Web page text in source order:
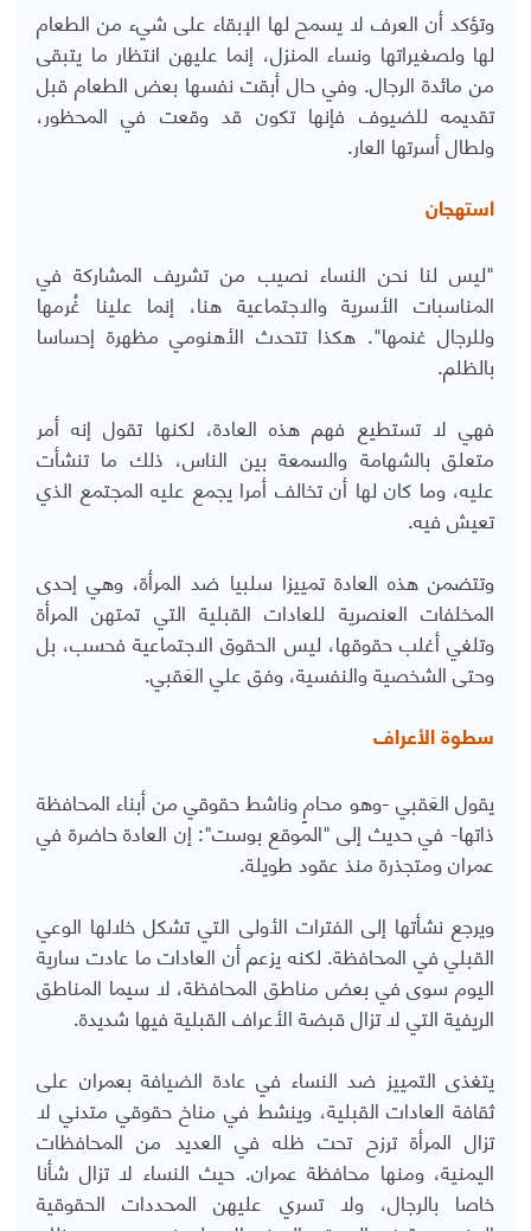
وتؤكد أن العرف لا يسمح لها الإبقاء على شيء من الطعام
لها ولصغيراتها ونساء المنزل، إنما عليهن انتظار ما يتبقى
من مائدة الرجال. وفي حال أبقت نفسها بعض الطعام قبل
تقديمه للضيوف فإنها تكون قد وقعت في المحظور،
ولطال أسرتها العار.
استهجان
"ليس لنا نحن النساء نصيب من تشريف المشاركة في
المناسبات الأسرية والاجتماعية هنا، إنما علينا غُرمها
وللرجال غنمها". هكذا تتحدث الأهنومي مظهرة إحساسا
بالظلم.
فهي لا تستطيع فهم هذه العادة، لكنها تقول إنه أمر
متعلق بالشهامة والسمعة بين الناس، ذلك ما تنشأت
عليه، وما كان لها أن تخالف أمرا يجمع عليه المجتمع الذي
تعيش فيه.
وتتضمن هذه العادة تمييزا سلبيا ضد المرأة، وهي إحدى
المخلفات العنصرية للعادات القبلية التي تمتهن المرأة
وتلغي أغلب حقوقها، ليس الحقوق الاجتماعية فحسب، بل
وحتى الشخصية والنفسية، وفق علي العَقبي.
سطوة الأعراف
يقول العَقبي -وهو محامٍ وناشط حقوقي من أبناء المحافظة
ذاتها- في حديث إلى "الموقع بوست": إن العادة حاضرة في
عمران ومتجذرة منذ عقود طويلة.
ويرجع نشأتها إلى الفترات الأولى التي تشكل خلالها الوعي
القبلي في المحافظة. لكنه يزعم أن العادات ما عادت سارية
اليوم سوى في بعض مناطق المحافظة، لا سيما المناطق
الريفية التي لا تزال قبضة الأعراف القبلية فيها شديدة.
يتغذى التمييز ضد النساء في عادة الضيافة بعمران على
ثقافة العادات القبلية، وينشط في مناخ حقوقي متدني لا
تزال المرأة ترزح تحت ظله في العديد من المحافظات
اليمنية، ومنها محافظة عمران. حيث النساء لا تزال شأنا
خاصا بالرجال، ولا تسري عليهن المحددات الحقوقية